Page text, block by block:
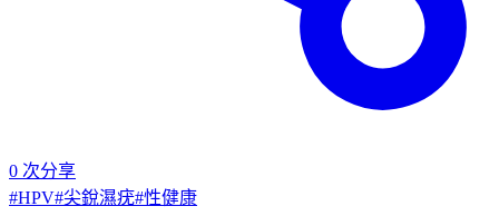
0 次分享
#HPV#尖銳濕疣#性健康